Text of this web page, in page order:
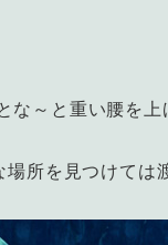
～と重い腰を上
所を見つけては